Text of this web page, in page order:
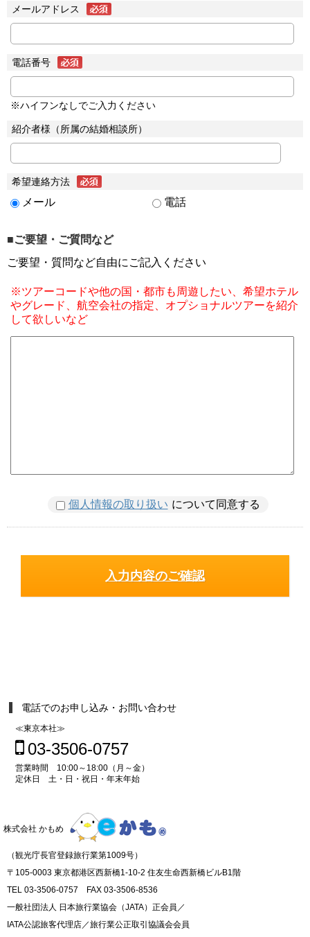
メールアドレス
電話番号
※ハイフンなしでご入力ください
紹介者様（所属の結婚相談所）
希望連絡方法
メール 電話
■ご要望・ご質問など
ご要望・質問など自由にご記入ください
※ツアーコードや他の国・都市も周遊したい、希望ホテル
やグレード、航空会社の指定、オプショナルツアーを紹介
して欲しいなど
個人情報の取り扱い について同意する
電話でのお申し込み・お問い合わせ
≪東京本社≫
03-3506-0757
営業時間 10:00～18:00（月～金）
定休日 土・日・祝日・年末年始
株式会社 かもめ
（観光庁長官登録旅行業第1009号）
〒105-0003 東京都港区西新橋1-10-2 住友生命西新橋ビルB1階
TEL 03-3506-0757 FAX 03-3506-8536
一般社団法人 日本旅行業協会（JATA）正会員／
IATA公認旅客代理店／旅行業公正取引協議会会員